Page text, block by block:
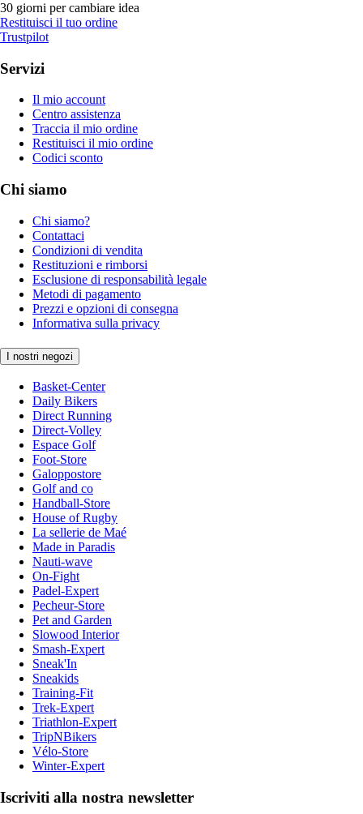
30 giorni per cambiare idea
Restituisci il tuo ordine
Trustpilot
Servizi
Il mio account
Centro assistenza
Traccia il mio ordine
Restituisci il mio ordine
Codici sconto
Chi siamo
Chi siamo?
Contattaci
Condizioni di vendita
Restituzioni e rimborsi
Esclusione di responsabilità legale
Metodi di pagamento
Prezzi e opzioni di consegna
Informativa sulla privacy
I nostri negozi
Basket-Center
Daily Bikers
Direct Running
Direct-Volley
Espace Golf
Foot-Store
Galoppostore
Golf and co
Handball-Store
House of Rugby
La sellerie de Maé
Made in Paradis
Nauti-wave
On-Fight
Padel-Expert
Pecheur-Store
Pet and Garden
Slowood Interior
Smash-Expert
Sneak'In
Sneakids
Training-Fit
Trek-Expert
Triathlon-Expert
TripNBikers
Vélo-Store
Winter-Expert
Iscriviti alla nostra newsletter